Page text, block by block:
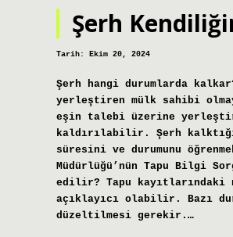
Şerh
Tarih: Ekim 20, 2024
Şerh hangi durumlarda
yerleştiren mülk sahibi
eşin talebi üzerine
kaldırılabilir. Şerh
süresini ve durumunu
Müdürlüğü’nün Tapu Bilgi
edilir? Tapu
açıklayıcı olabilir. Bazı
düzeltilmesi gerekir.…